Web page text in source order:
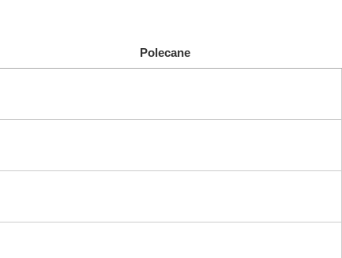
Polecane